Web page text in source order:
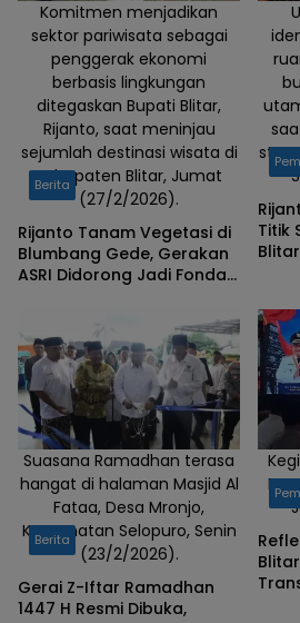
Komitmen menjadikan
sektor pariwisata sebagai
penggerak ekonomi
berbasis lingkungan
ditegaskan Bupati Blitar,
Rijanto, saat meninjau
sejumlah destinasi wisata di
Kabupaten Blitar, Jumat
(27/2/2026).
Berita
Rijanto Tanam Vegetasi di
Blumbang Gede, Gerakan
ASRI Didorong Jadi Fondasi
Titik
Suasana Ramadhan terasa
hangat di halaman Masjid Al
Fataa, Desa Mronjo,
Kecamatan Selopuro, Senin
(23/2/2026).
Berita
Gerai Z-Iftar Ramadhan
1447 H Resmi Dibuka,